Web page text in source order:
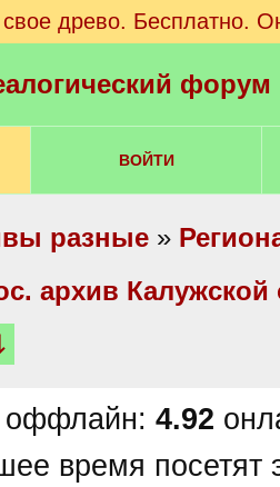
свое древо. Бесплатно.
ВОЙТИ
разные »
архив Калужской
оффлайн: 4.92
время посетят